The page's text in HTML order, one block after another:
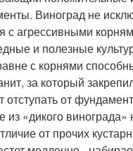
Виноград не
с агрессивными
и полезные
с корнями
за который
отступать от
из «дикого винограда»
от прочих